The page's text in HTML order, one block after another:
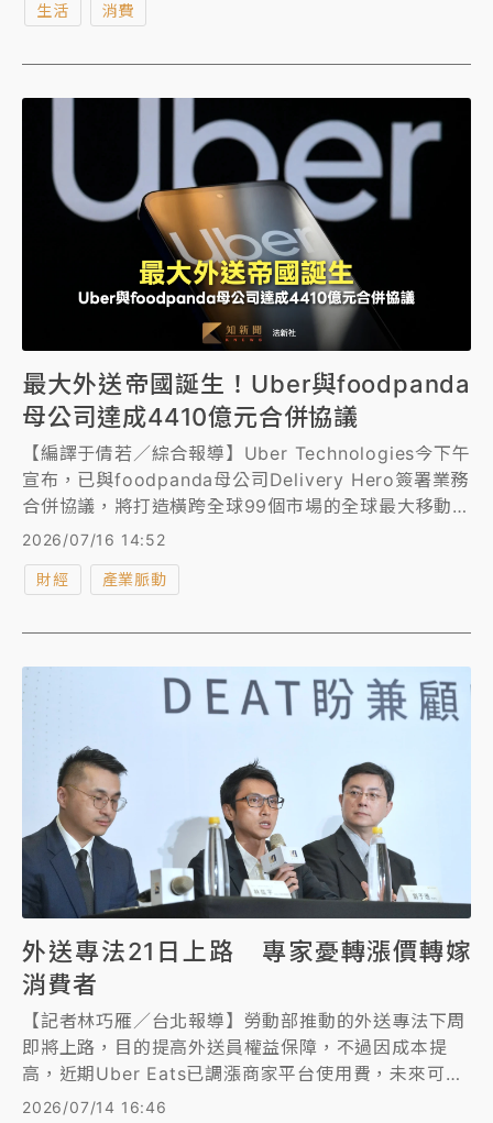
案不會對Delivery Hero在台灣的營運造成任何影
生活 消費
最大外送帝國誕生！Uber與foodpanda
母公司達成4410億元合併協議
【編譯于倩若／綜合報導】Uber Technologies今下午
宣布，已與foodpanda母公司Delivery Hero簽署業務
合併協議，將打造橫跨全球99個市場的全球最大移動出
行與外送平台。Uber將向Delivery Hero股東提出每股
100%股權的隱含股權價值約148億美元；若扣除Uber
137億美元（約4410億台幣）。
2026/07/16 14:52
財經 產業脈動
外送專法21日上路 專家憂轉漲價轉嫁
消費者
【記者林巧雁／台北報導】勞動部推動的外送專法下周
即將上路，目的提高外送員權益保障，不過因成本提
高，近期Uber Eats已調漲商家平台使用費，未來可能
轉嫁到消費者身上；而不疊單的設計，則讓專家憂心降
2026/07/14 16:46